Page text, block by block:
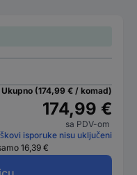
Ukupno (174,99 € / komad)
174,99 €
sa PDV-om
isporuke nisu uključeni
16,39 €